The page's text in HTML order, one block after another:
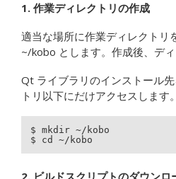
1. 作業ディレクトリの作成
適当な場所に作業ディレクトリ
~/kobo とします。作成後、ディ
Qt ライブラリのインストール
トリ以下にだけアクセスします。
$ mkdir ~/kobo
2. ビルドスクリプトのダウンロ